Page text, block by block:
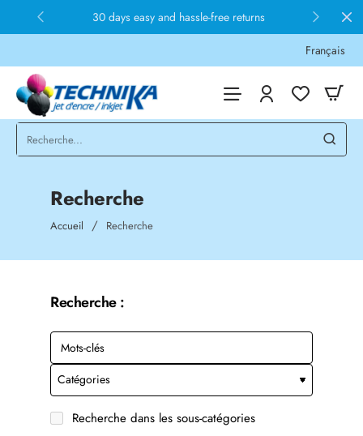
30 days easy and hassle-free returns
Français
Recherche
Accueil homeRecherche
Recherche :
Recherche dans les sous-catégories